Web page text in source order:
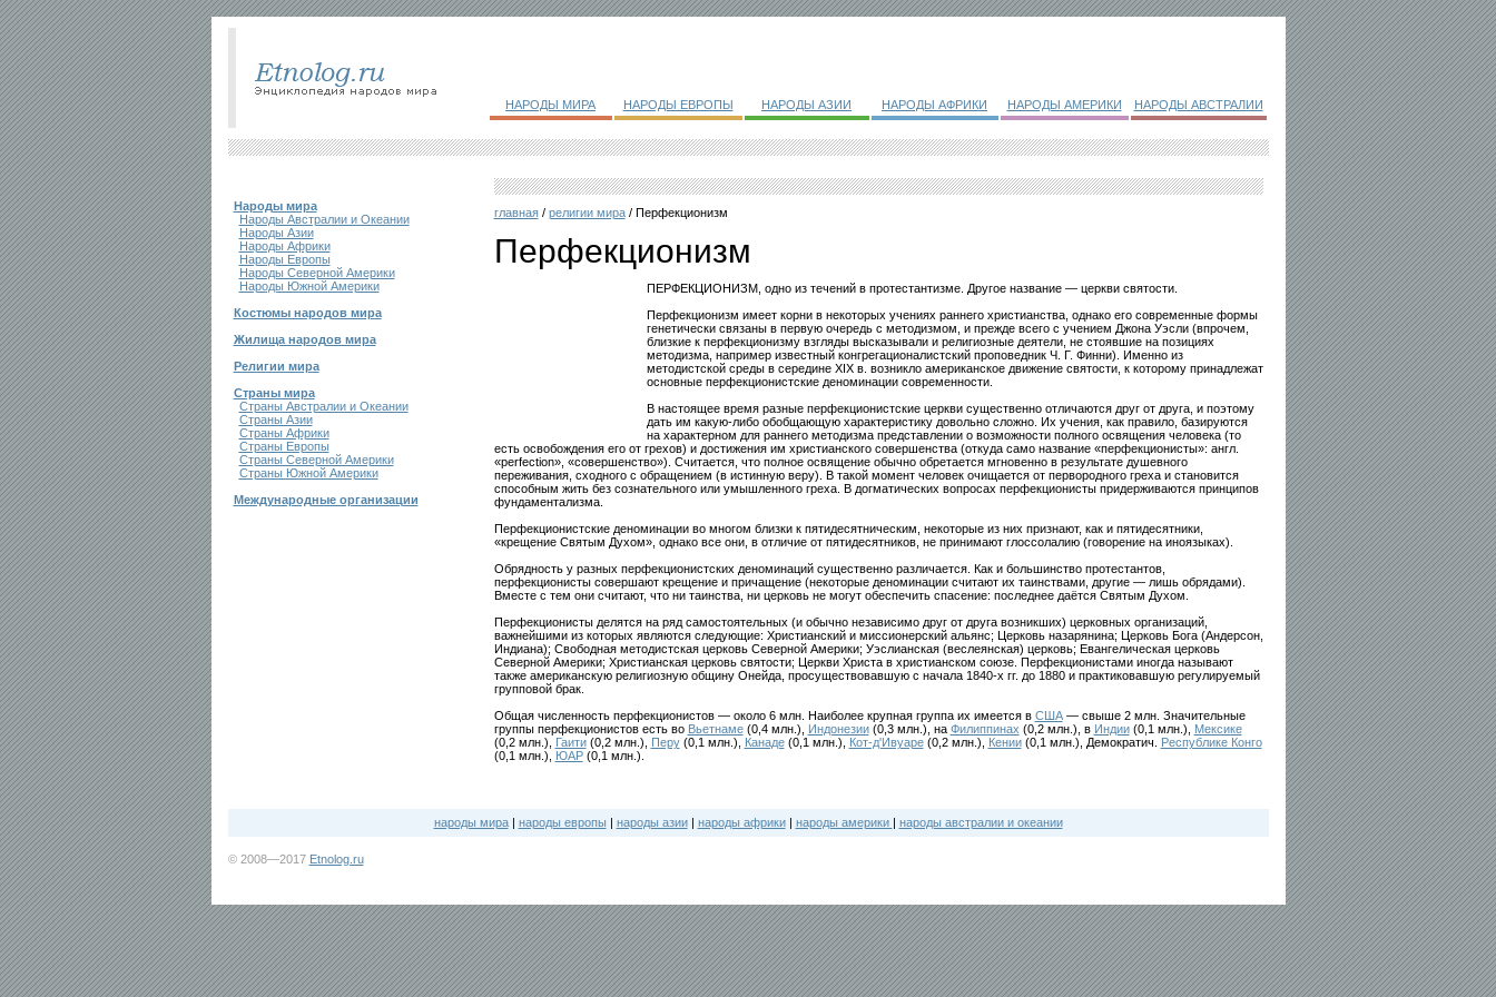
НАРОДЫ МИРА НАРОДЫ ЕВРОПЫ НАРОДЫ АЗИИ НАРОДЫ АФРИКИ НАРОДЫ АМЕРИКИ НАРОДЫ АВСТРАЛИИ
Народы мира
Народы Австралии и Океании
Народы Азии
Народы Африки
Народы Европы
Народы Северной Америки
Народы Южной Америки
Костюмы народов мира
Жилища народов мира
Религии мира
Страны мира
Страны Австралии и Океании
Страны Азии
Страны Африки
Страны Европы
Страны Северной Америки
Страны Южной Америки
Международные организации
главная/ религии мира/ Перфекционизм
Перфекционизм
ПЕРФЕКЦИОНИЗМ, одно из течений в протестантизме. Другое название — церкви святости.
Перфекционизм имеет корни в некоторых учениях раннего христианства, однако его современные формы
генетически связаны в первую очередь с методизмом, и прежде всего с учением Джона Уэсли (впрочем,
близкие к перфекционизму взгляды высказывали и религиозные деятели, не стоявшие на позициях
методизма, например известный конгрегационалистский проповедник Ч. Г. Финни). Именно из
методистской среды в середине XIX в. возникло американское движение святости, к которому принадлежат
основные перфекционистские деноминации современности.
В настоящее время разные перфекционистские церкви существенно отличаются друг от друга, и поэтому
дать им какую-либо обобщающую характеристику довольно сложно. Их учения, как правило, базируются
на характерном для раннего методизма представлении о возможности полного освящения человека (то
есть освобождения его от грехов) и достижения им христианского совершенства (откуда само название «перфекционисты»: англ.
«perfection», «совершенство»). Считается, что полное освящение обычно обретается мгновенно в результате душевного
переживания, сходного с обращением (в истинную веру). В такой момент человек очищается от первородного греха и становится
способным жить без сознательного или умышленного греха. В догматических вопросах перфекционисты придерживаются принципов
фундаментализма.
Перфекционистские деноминации во многом близки к пятидесятническим, некоторые из них признают, как и пятидесятники,
«крещение Святым Духом», однако все они, в отличие от пятидесятников, не принимают глоссолалию (говорение на иноязыках).
Обрядность у разных перфекционистских деноминаций существенно различается. Как и большинство протестантов,
перфекционисты совершают крещение и причащение (некоторые деноминации считают их таинствами, другие — лишь обрядами).
Вместе с тем они считают, что ни таинства, ни церковь не могут обеспечить спасение: последнее даётся Святым Духом.
Перфекционисты делятся на ряд самостоятельных (и обычно независимо друг от друга возникших) церковных организаций,
важнейшими из которых являются следующие: Христианский и миссионерский альянс; Церковь назарянина; Церковь Бога (Андерсон,
Индиана); Свободная методистская церковь Северной Америки; Уэслианская (веслеянская) церковь; Евангелическая церковь
Северной Америки; Христианская церковь святости; Церкви Христа в христианском союзе. Перфекционистами иногда называют
также американскую религиозную общину Онейда, просуществовавшую с начала 1840-х гг. до 1880 и практиковавшую регулируемый
групповой брак.
Общая численность перфекционистов — около 6 млн. Наиболее крупная группа их имеется в США— свыше 2 млн. Значительные
группы перфекционистов есть во Вьетнаме(0,4 млн.), Индонезии(0,3 млн.), на Филиппинах (0,2 млн.), в Индии(0,1 млн.),
Мексике
(0,2 млн.),
Гаити(0,2 млн.), Перу(0,1 млн.), Канаде(0,1 млн.), Кот-д'Ивуаре(0,2 млн.), Кении(0,1 млн.), Демократич.
Республике Конго
(0,1 млн.),
ЮАР(0,1 млн.).
народы мира| народы европы | народы азии| народы африки| народы америки | народы австралии и океании
© 2008—2017 Etnolog.ru